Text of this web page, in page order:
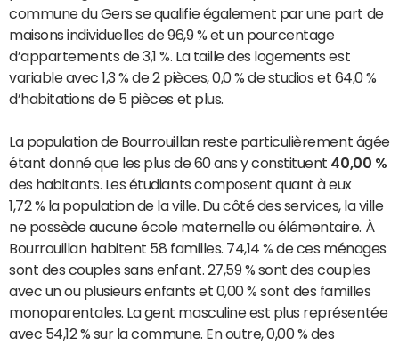
commune du Gers se qualifie également par une part de
maisons individuelles de 96,9 % et un pourcentage
d’appartements de 3,1 %. La taille des logements est
variable avec 1,3 % de 2 pièces, 0,0 % de studios et 64,0 %
d’habitations de 5 pièces et plus.
La population de Bourrouillan reste particulièrement âgée
étant donné que les plus de 60 ans y constituent 40,00 %
des habitants. Les étudiants composent quant à eux
1,72 % la population de la ville. Du côté des services, la ville
ne possède aucune école maternelle ou élémentaire. À
Bourrouillan habitent 58 familles. 74,14 % de ces ménages
sont des couples sans enfant. 27,59 % sont des couples
avec un ou plusieurs enfants et 0,00 % sont des familles
monoparentales. La gent masculine est plus représentée
avec 54,12 % sur la commune. En outre, 0,00 % des